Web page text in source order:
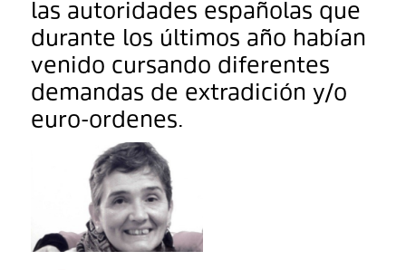
las autoridades españolas que
durante los últimos año habían
venido cursando diferentes
demandas de extradición y/o
euro-ordenes.